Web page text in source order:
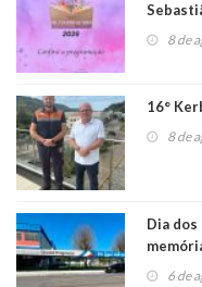
8 de
16°
8 de
Dia dos
6 de